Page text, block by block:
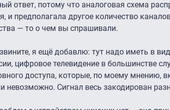
ответ, потому что аналоговая схема
и предполагала другое количество
— то о чем вы спрашивали.
я ещё добавлю: тут надо иметь в
цифровое телевидение в большинстве
доступа, которые, по моему мнению,
невозможно. Сигнал весь закодирован